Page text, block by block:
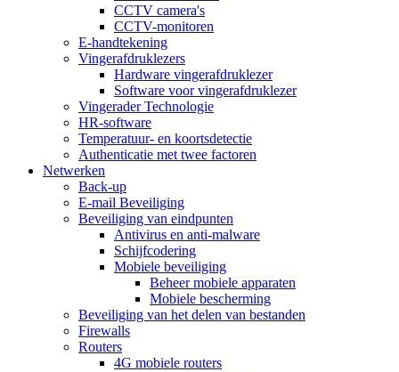
CCTV camera's
CCTV-monitoren
E-handtekening
Vingerafdruklezers
Hardware vingerafdruklezer
Software voor vingerafdruklezer
Vingerader Technologie
HR-software
Temperatuur- en koortsdetectie
Authenticatie met twee factoren
Netwerken
Back-up
E-mail Beveiliging
Beveiliging van eindpunten
Antivirus en anti-malware
Schijfcodering
Mobiele beveiliging
Beheer mobiele apparaten
Mobiele bescherming
Beveiliging van het delen van bestanden
Firewalls
Routers
4G mobiele routers